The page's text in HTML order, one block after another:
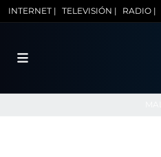
INTERNET | TELEVISIÓN | RADIO |